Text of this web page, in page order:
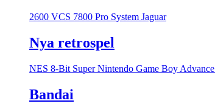
2600 VCS 7800 Pro System Jaguar
Nya retrospel
NES 8-Bit Super Nintendo Game Boy Advance
Bandai